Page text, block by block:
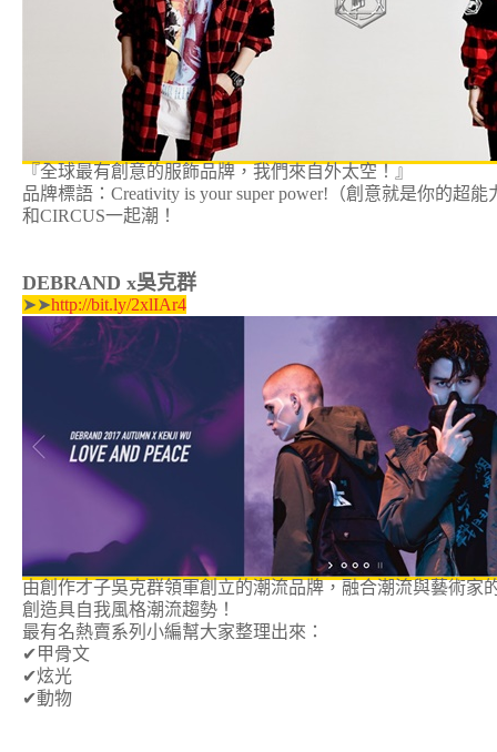
『全球最有創意的服飾品牌，我們來自外太空！』
品牌標語：Creativity is your super power!（創意就是你的超能
和CIRCUS一起潮！
DEBRAND x吳克群
➤➤http://bit.ly/2xlIAr4
由創作才子吳克群領軍創立的潮流品牌，融合潮流與藝術家
創造具自我風格潮流趨勢！
最有名熱賣系列小編幫大家整理出來：
✔甲骨文
✔炫光
✔動物